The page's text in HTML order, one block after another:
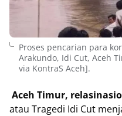
Proses pencarian para
Arakundo, Idi Cut, Aceh
via KontraS Aceh].
Aceh Timur,
atau Tragedi Idi Cut